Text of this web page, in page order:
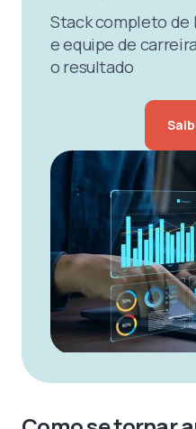
Stack completo de
e equipe de
o resultado